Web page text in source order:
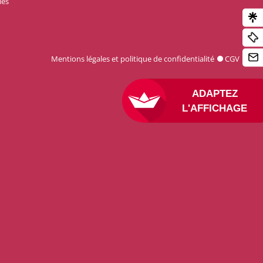
ADAPTEZ
L'AFFICHAGE
Mentions légales et politique de confidentialité CGV